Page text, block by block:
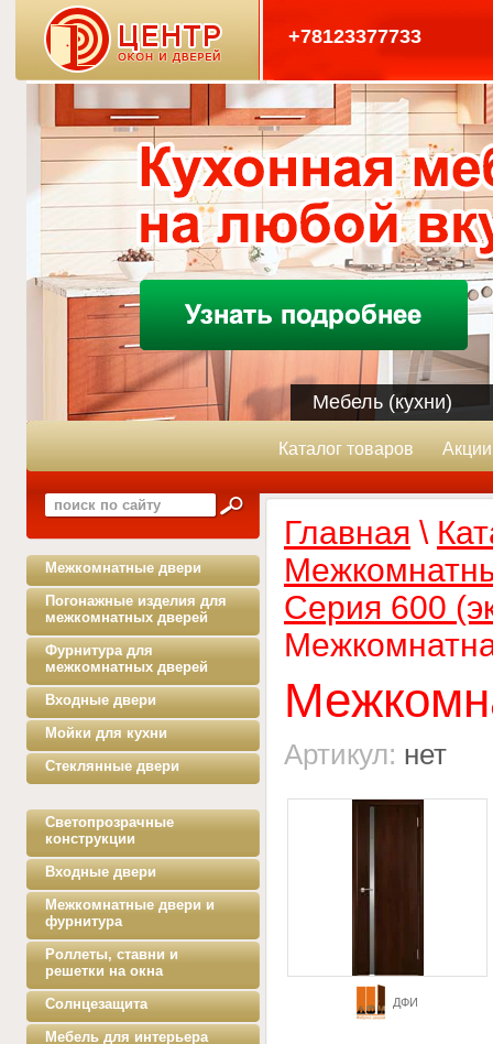
+78123377733
Мебель (кухни)
Каталог товаров
Межкомнатные двери
Погонажные изделия для
межкомнатных дверей
Фурнитура для
межкомнатных дверей
Входные двери
Мойки для кухни
Стеклянные двери
Светопрозрачные
конструкции
Входные двери
Межкомнатные двери и
фурнитура
Роллеты, ставни и
решетки на окна
Солнцезащита
Мебель для интерьера
Главная \
Серия 600
Артикул: нет
ДФИ